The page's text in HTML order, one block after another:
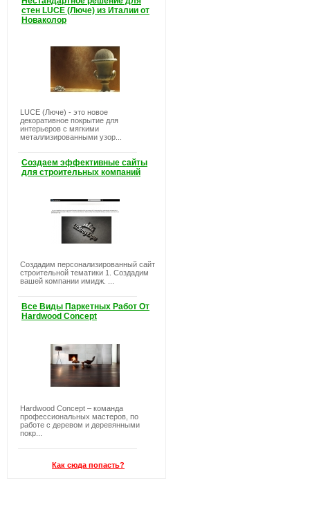
стен LUCE (Люче) из Италии от
Новаколор
LUCE (Люче) - это новое
декоративное покрытие для
интерьеров с мягкими
металлизированными узор...
Создаем эффективные сайты
для строительных компаний
Создадим персонализированный сайт
строительной тематики 1. Создадим
вашей компании имидж. ...
Все Виды Паркетных Работ От
Hardwood Concept
Hardwood Concept – команда
профессиональных мастеров, по
работе с деревом и деревянными
покр...
Как сюда попасть?